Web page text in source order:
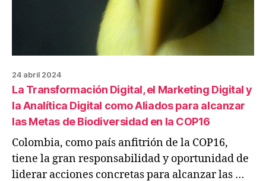
24 abril 2024
La Transformación Digital, el Marketing Digital y
la Analítica Digital como Aliados para alcanzar
las Metas de Biodiversidad en la COP16
Colombia, como país anfitrión de la COP16,
tiene la gran responsabilidad y oportunidad de
liderar acciones concretas para alcanzar las …